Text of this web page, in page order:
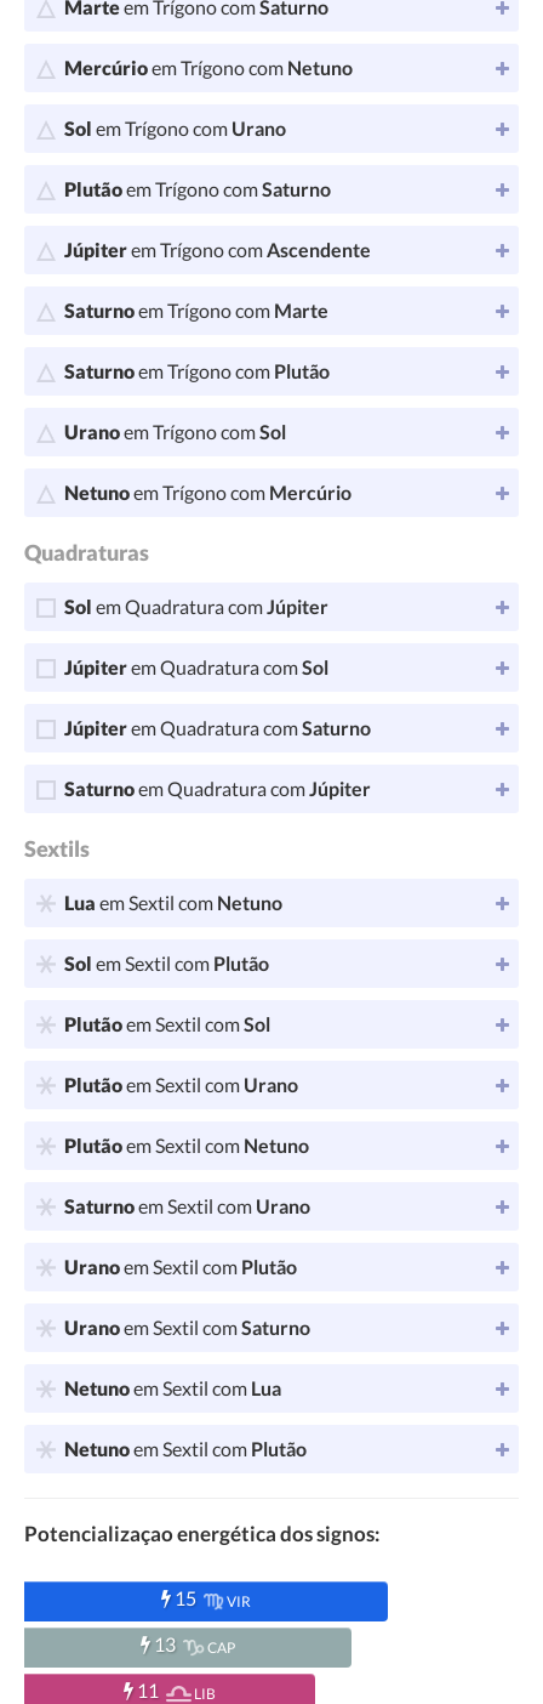
Marteem Trígono comSaturno
Mercúrioem Trígono com Netuno
Sol em Trígono com Urano
Plutãoem Trígono comSaturno
Júpiterem Trígono comAscendente
Saturnoem Trígono com Marte
Saturnoem Trígono com Plutão
Uranoem Trígono comSol
Netunoem Trígono com Mercúrio
Quadraturas
Sol em Quadratura comJúpiter
Júpiterem Quadratura comSol
Júpiterem Quadratura comSaturno
Saturnoem Quadratura comJúpiter
Sextils
Lua em Sextil com Netuno
Sol em Sextil com Plutão
Plutãoem Sextil comSol
Plutãoem Sextil com Urano
Plutãoem Sextil com Netuno
Saturnoem Sextil com Urano
Uranoem Sextil com Plutão
Uranoem Sextil comSaturno
Netunoem Sextil com Lua
Netunoem Sextil com Plutão
Potencializaçao energética dos signos:
15 VIR
13 CAP
11 LIB